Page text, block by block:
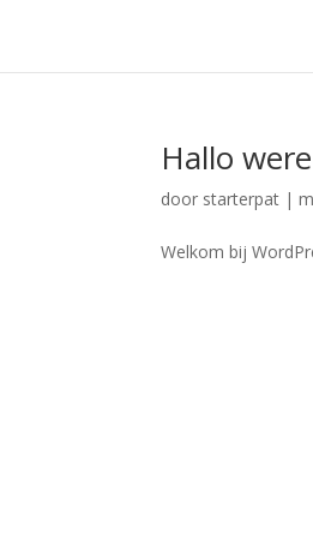
Hallo
door starterpat |
Welkom bij